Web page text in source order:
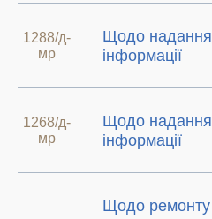
1288/д-
мр
Щодо надання
інформації
1268/д-
мр
Щодо надання
інформації
Щодо ремонту